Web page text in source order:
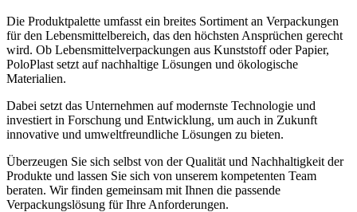
Die Produktpalette umfasst ein breites Sortiment an Verpackungen
für den Lebensmittelbereich, das den höchsten Ansprüchen gerecht
wird. Ob Lebensmittelverpackungen aus Kunststoff oder Papier,
PoloPlast setzt auf nachhaltige Lösungen und ökologische
Materialien.
Dabei setzt das Unternehmen auf modernste Technologie und
investiert in Forschung und Entwicklung, um auch in Zukunft
innovative und umweltfreundliche Lösungen zu bieten.
Überzeugen Sie sich selbst von der Qualität und Nachhaltigkeit der
Produkte und lassen Sie sich von unserem kompetenten Team
beraten. Wir finden gemeinsam mit Ihnen die passende
Verpackungslösung für Ihre Anforderungen.